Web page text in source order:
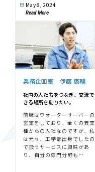
May 8, 2024
Read More
業務企画室 伊藤 康輔
社内の人たちをつなぎ、交流で
きる場所を創りたい。
前職はウォーターサーバーの
営業をしており、全くの異業
種からの入社なのですが、私
は元々、工学部出身でしたの
で扱うサービスに興味があ
り、自分の専門分野も…